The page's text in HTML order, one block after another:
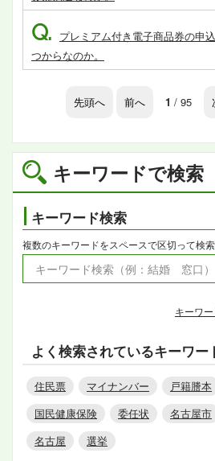
キーワードで検索
キーワード検索
複数のキーワードをスペースで区切って検索
キーワ
よく検索されているキーワー
住民票 マイナンバー 戸籍謄本
国民健康保険
委任状 名古屋市
名古屋
選挙
Q. プレミアム付き電子商品券の申
つからなのか。
先頭へ 前へ 1 / 95